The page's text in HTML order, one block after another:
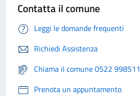
Contatta il comune
Leggi le domande frequenti
Richiedi Assistenza
Chiama il comune 0522 998511
Prenota un appuntamento